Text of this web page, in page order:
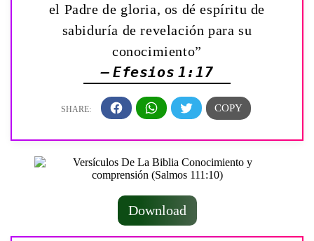
el Padre de gloria, os dé espíritu de
sabiduría de revelación para su
conocimiento”
— Efesios 1:17
Download